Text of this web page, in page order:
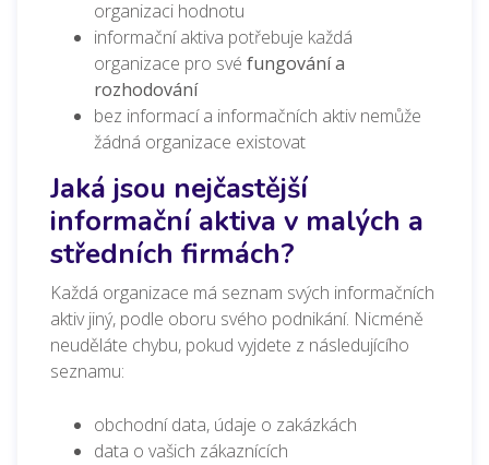
organizaci hodnotu
informační aktiva potřebuje každá
organizace pro své fungování a
rozhodování
bez informací a informačních aktiv nemůže
žádná organizace existovat
Jaká jsou nejčastější
informační aktiva v malých a
středních firmách?
Každá organizace má seznam svých informačních
aktiv jiný, podle oboru svého podnikání. Nicméně
neuděláte chybu, pokud vyjdete z následujícího
seznamu:
obchodní data, údaje o zakázkách
data o vašich zákaznících